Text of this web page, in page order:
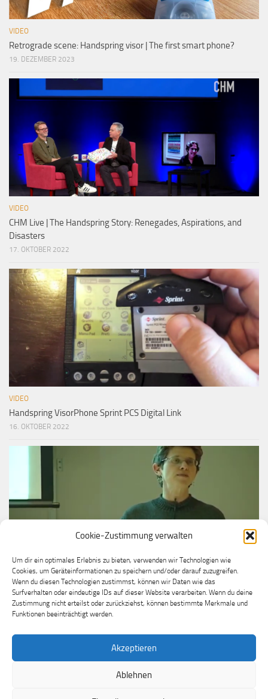
Cookie-Zustimmung verwalten
Um dir ein optimales Erlebnis zu bieten, verwenden wir Technologien wie
Cookies, um Geräteinformationen zu speichern und/oder darauf zuzugreifen.
Wenn du diesen Technologien zustimmst, können wir Daten wie das
Surfverhalten oder eindeutige IDs auf dieser Website verarbeiten. Wenn du deine
Zustimmung nicht erteilst oder zurückziehst, können bestimmte Merkmale und
Funktionen beeinträchtigt werden.
Akzeptieren
Ablehnen
VIDEO
Retrograde scene: Handspring visor | The first smart phone?
19. DEZEMBER 2023
VIDEO
CHM Live | The Handspring Story: Renegades, Aspirations, and
Disasters
17. OKTOBER 2022
VIDEO
Handspring VisorPhone Sprint PCS Digital Link
16. OKTOBER 2022
VIDEO
Donna Dubinsky, Chairman, Handspring/Palm
16. OKTOBER 2022